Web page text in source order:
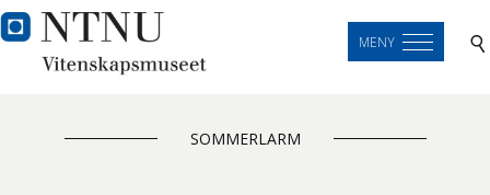
MENY
SOMMERLARM